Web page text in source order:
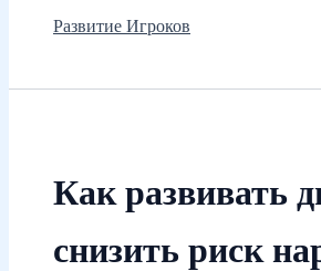
Развитие Игроков
Как развивать
снизить риск